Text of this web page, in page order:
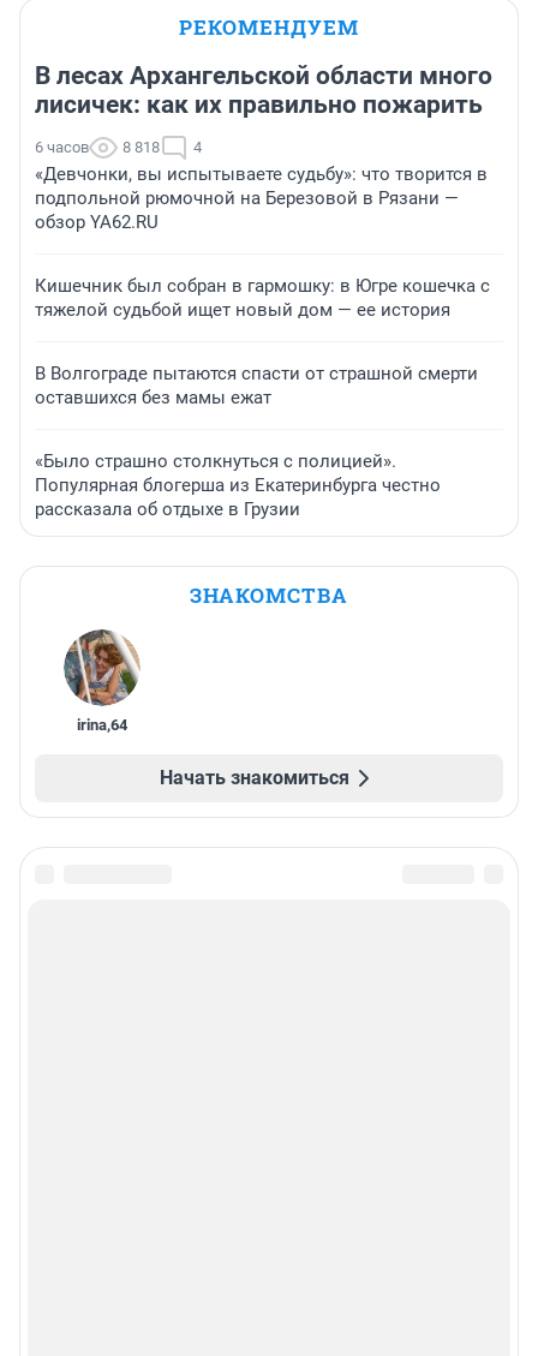
РЕКОМЕНДУЕМ
В лесах Архангельской области много
лисичек: как их правильно пожарить
6 часов 8 818 4
«Девчонки, вы испытываете судьбу»: что творится в
подпольной рюмочной на Березовой в Рязани —
обзор YA62.RU
Кишечник был собран в гармошку: в Югре кошечка с
тяжелой судьбой ищет новый дом — ее история
В Волгограде пытаются спасти от страшной смерти
оставшихся без мамы ежат
«Было страшно столкнуться с полицией».
Популярная блогерша из Екатеринбурга честно
рассказала об отдыхе в Грузии
ЗНАКОМСТВА
irina,64
Начать знакомиться